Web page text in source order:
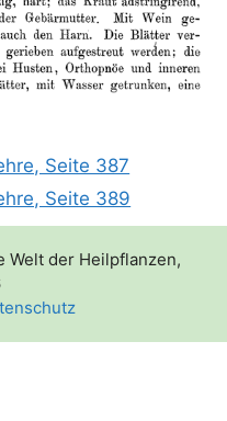
Seite 387
Seite 389
der Heilpflanzen,